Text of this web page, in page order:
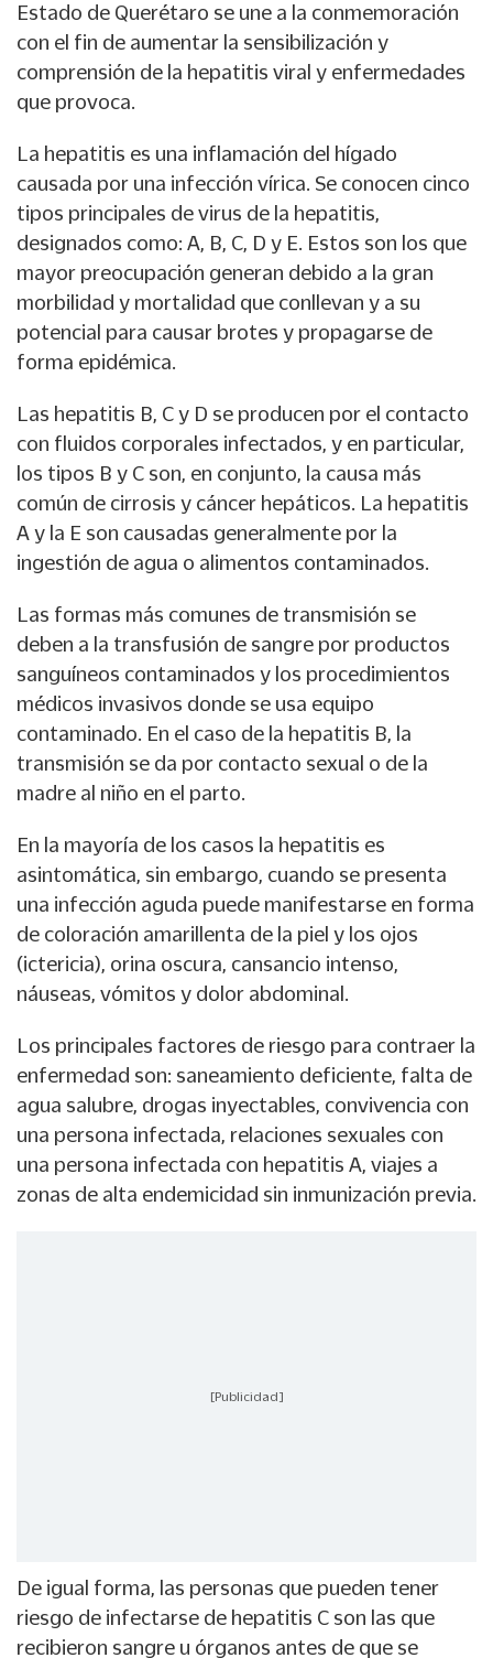
Estado de Querétaro se une a la conmemoración
con el fin de aumentar la sensibilización y
comprensión de la hepatitis viral y enfermedades
que provoca.
La hepatitis es una inflamación del hígado
causada por una infección vírica. Se conocen cinco
tipos principales de virus de la hepatitis,
designados como: A, B, C, D y E. Estos son los que
mayor preocupación generan debido a la gran
morbilidad y mortalidad que conllevan y a su
potencial para causar brotes y propagarse de
forma epidémica.
Las hepatitis B, C y D se producen por el contacto
con fluidos corporales infectados, y en particular,
los tipos B y C son, en conjunto, la causa más
común de cirrosis y cáncer hepáticos. La hepatitis
A y la E son causadas generalmente por la
ingestión de agua o alimentos contaminados.
Las formas más comunes de transmisión se
deben a la transfusión de sangre por productos
sanguíneos contaminados y los procedimientos
médicos invasivos donde se usa equipo
contaminado. En el caso de la hepatitis B, la
transmisión se da por contacto sexual o de la
madre al niño en el parto.
En la mayoría de los casos la hepatitis es
asintomática, sin embargo, cuando se presenta
una infección aguda puede manifestarse en forma
de coloración amarillenta de la piel y los ojos
(ictericia), orina oscura, cansancio intenso,
náuseas, vómitos y dolor abdominal.
Los principales factores de riesgo para contraer la
enfermedad son: saneamiento deficiente, falta de
agua salubre, drogas inyectables, convivencia con
una persona infectada, relaciones sexuales con
una persona infectada con hepatitis A, viajes a
zonas de alta endemicidad sin inmunización previa.
[Publicidad]
De igual forma, las personas que pueden tener
riesgo de infectarse de hepatitis C son las que
recibieron sangre u órganos antes de que se